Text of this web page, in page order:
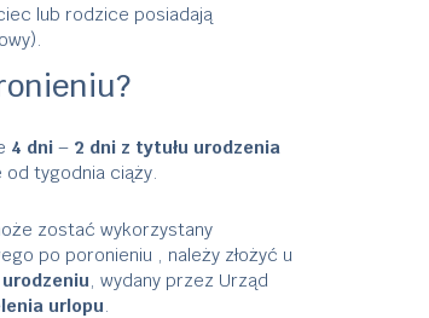
lub rodzice posiadają
4 dni– 2 dni z tytułu urodzenia
od tygodnia ciąży.
zostać wykorzystany
po poronieniu , należy złożyć u
, wydany przez Urząd
urlopu.